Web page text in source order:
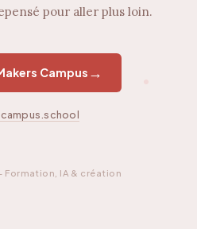
pour aller plus loin.
Campus →
Formation, IA & création